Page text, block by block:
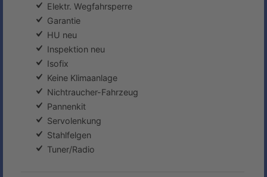
Elektr. Wegfahrsperre
Garantie
HU neu
Inspektion neu
Isofix
Keine Klimaanlage
Nichtraucher-Fahrzeug
Pannenkit
Servolenkung
Stahlfelgen
Tuner/Radio